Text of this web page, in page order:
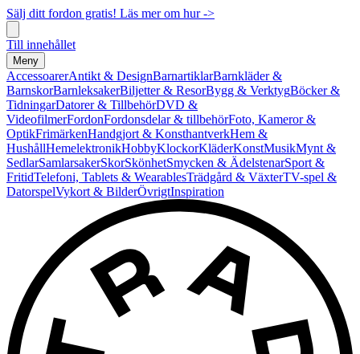
Sälj ditt fordon gratis! Läs mer om hur ->
Till innehållet
Meny
AccessoarerAntikt & DesignBarnartiklarBarnkläder &
BarnskorBarnleksakerBiljetter & ResorBygg & VerktygBöcker &
TidningarDatorer & TillbehörDVD &
VideofilmerFordonFordonsdelar & tillbehörFoto, Kameror &
OptikFrimärkenHandgjort & KonsthantverkHem &
HushållHemelektronikHobbyKlockorKläderKonstMusikMynt &
SedlarSamlarsakerSkorSkönhetSmycken & ÄdelstenarSport &
FritidTelefoni, Tablets & WearablesTrädgård & VäxterTV-spel &
DatorspelVykort & BilderÖvrigtInspiration